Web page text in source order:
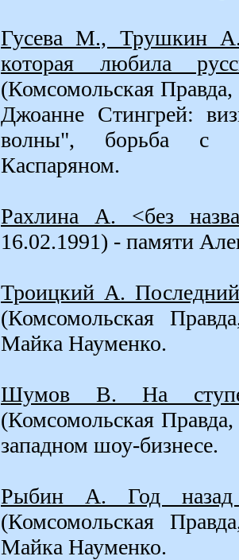
Гусева М., Трушкин
которая любила
(Комсомольская Правда,
Джоанне Стингрей:
волны", борьба с
Каспаряном.
Рахлина А. <без
16.02.1991) - памяти
Троицкий А.
(Комсомольская
Майка Науменко.
Шумов В. На
(Комсомольская
западном шоу-бизнесе.
Рыбин А. Год назад
(Комсомольская
Майка Науменко.